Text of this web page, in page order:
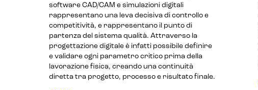
software CAD/CAM e simulazioni digitali
rappresentano una leva decisiva di controllo e
competitività, e rappresentano il punto di
partenza del sistema qualità. Attraverso la
progettazione digitale è infatti possibile definire
e validare ogni parametro critico prima della
lavorazione fisica, creando una continuità
diretta tra progetto, processo e risultato finale.